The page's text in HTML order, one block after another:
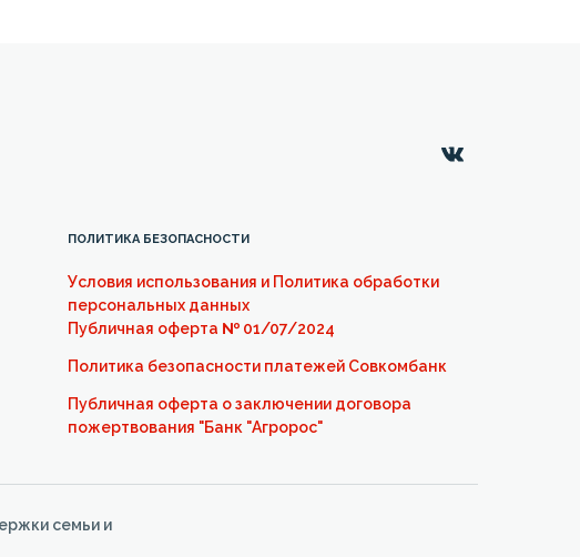
ПОЛИТИКА БЕЗОПАСНОСТИ
Условия использования и Политика обработки
персональных данных
Публичная оферта № 01/07/2024
Политика безопасности платежей Совкомбанк
Публичная оферта о заключении договора
пожертвования "Банк "Агророс"
семьи и